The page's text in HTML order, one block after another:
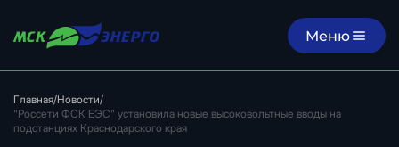
Меню
Главная/Новости/
"Россети ФСК ЕЭС" установила новые высоковольтные вводы на
подстанциях Краснодарского края